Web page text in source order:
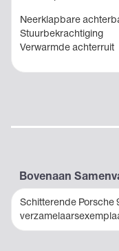
Neerklapbare
Stuurbekrachtiging
Verwarmde achterruit
Bovenaan
Schitterende Porsche